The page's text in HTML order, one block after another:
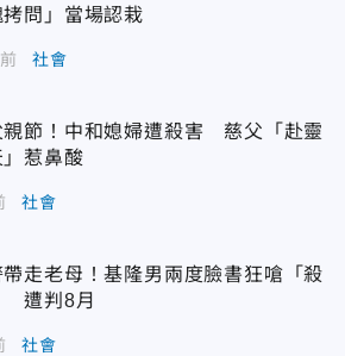
拷問」當場認栽
社會
親節！中和媳婦遭殺害 慈父「赴靈
」惹鼻酸
社會
帶走老母！基隆男兩度臉書狂嗆「殺
遭判8月
社會